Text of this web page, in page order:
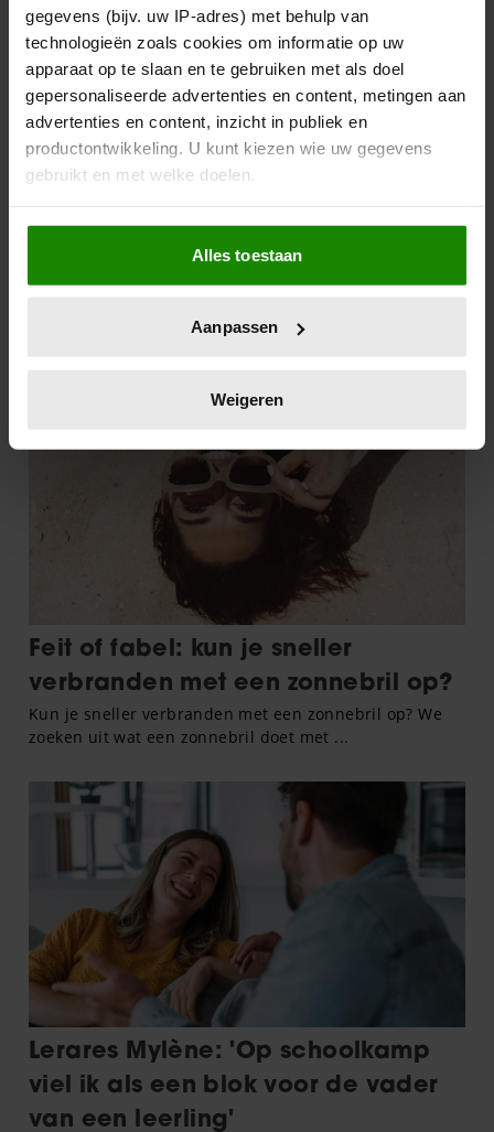
gegevens (bijv. uw IP-adres) met behulp van
technologieën zoals cookies om informatie op uw
apparaat op te slaan en te gebruiken met als doel
gepersonaliseerde advertenties en content, metingen aan
advertenties en content, inzicht in publiek en
productontwikkeling. U kunt kiezen wie uw gegevens
gebruikt en met welke doelen.
Als u het toestaat, willen we ook graag:
Informatie verzamelen over uw geografische
locatie, die tot een paar meter nauwkeurig kan zijn
scannen op specifieke eigenschappen (fingerprinting)
verwerkt en stel uw voorkeuren in het
intrekken in de Cookieverklaring.
We gebruiken cookies om content en advertenties te
personaliseren, om functies voor social media te bieden
en om ons websiteverkeer te analyseren. Ook delen we
informatie over uw gebruik van onze site met onze
partners voor social media, adverteren en analyse. Deze
informatie die u aan ze heeft verstrekt of die ze hebben
verzameld op basis van uw gebruik van hun services. U
gaat akkoord met onze cookies als u onze website blijft
gebruiken.
Alles toestaan
Aanpassen
Weigeren